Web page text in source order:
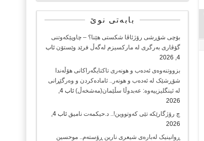
بابەتی نوێ
بۆچی شۆڕشی رۆژئاڤا شکستی هێنا؟ – چاوپێکەوتنی
گۆڤاری بەرگری لە مارکسیزم لەگەڵ فرێد وێستۆن ئاب
4, 2026
بزووتنەوەی ئەدەب و هونەری تاکتایگەراکانی هۆڵەندا
شۆڕشێک لە ئەدەب و هونەر.. ئامادەکردن و وەرگێڕانی
لە ئینگلیزییەوە: عەبدوڵا سڵێمان(مەشخەڵ)
ئاب 4,
2026
چ رۆژگارێکە تێی کەوتووین!.. د.حیکمەت نامیق
ئاب 4,
2026
ڕوانینیک لەبارەى شیعرى نارین ڕۆستەم.. موحسین